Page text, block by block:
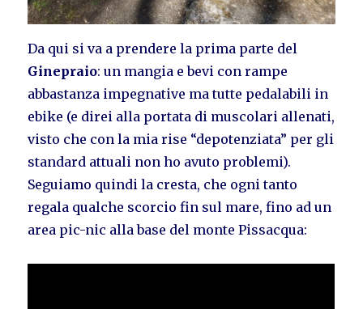
Da qui si va a prendere la prima parte del
Ginepraio: un mangia e bevi con rampe
abbastanza impegnative ma tutte pedalabili in
ebike (e direi alla portata di muscolari allenati,
visto che con la mia rise “depotenziata” per gli
standard attuali non ho avuto problemi).
Seguiamo quindi la cresta, che ogni tanto
regala qualche scorcio fin sul mare, fino ad un
area pic-nic alla base del monte Pissacqua: